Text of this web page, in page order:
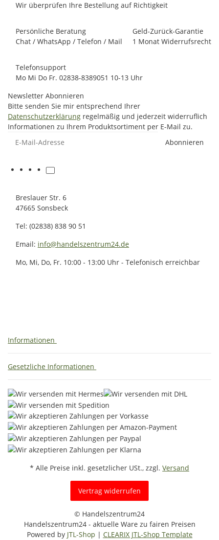
Wir überprüfen Ihre Bestellung auf Richtigkeit
Persönliche Beratung
Chat / WhatsApp / Telefon / Mail
Geld-Zurück-Garantie
1 Monat Widerrufsrecht
Telefonsupport
Mo Mi Do Fr. 02838-8389051 10-13 Uhr
Newsletter Abonnieren
Bitte senden Sie mir entsprechend Ihrer
Datenschutzerklärung regelmäßig und jederzeit widerruflich
Informationen zu Ihrem Produktsortiment per E-Mail zu.
Abonnieren
Breslauer Str. 6
47665 Sonsbeck
Tel: (02838) 838 90 51
Email: info@handelszentrum24.de
Mo, Mi, Do, Fr. 10:00 - 13:00 Uhr - Telefonisch erreichbar
Informationen
Gesetzliche Informationen
* Alle Preise inkl. gesetzlicher USt., zzgl. Versand
Vertrag widerrufen
© Handelszentrum24
Handelszentrum24 - aktuelle Ware zu fairen Preisen
Powered by JTL-Shop | CLEARIX JTL-Shop Template